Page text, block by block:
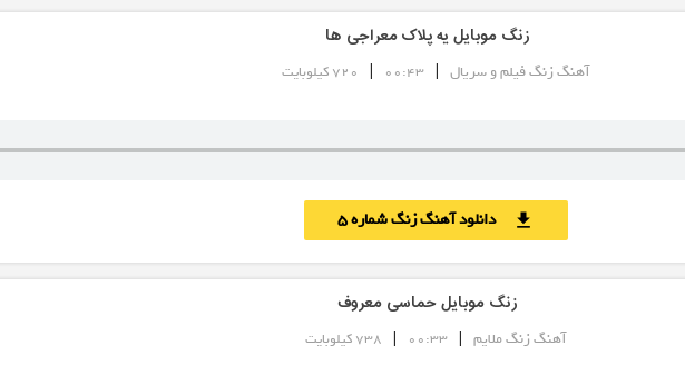
زنگ موبایل یه پلاک معراجی ها
آهنگ زنگ فیلم و سریال |
00:43
| 720 کیلوبایت
download دانلود آهنگ زنگ شماره 5
زنگ موبایل حماسی معروف
آهنگ زنگ ملایم |
00:33
| 738 کیلوبایت